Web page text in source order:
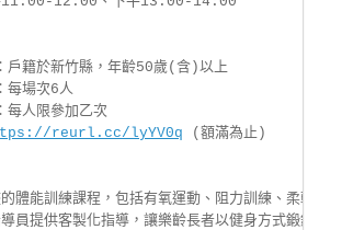
籍於新竹縣，年齡50歲(含)以上
場次6人
人限參加乙次
reurl.cc/lyYV0q (額滿為止)
體能訓練課程，包括有氧運動、阻力訓練、柔軟度
員提供客製化指導，讓樂齡長者以健身方式鍛鍊肌